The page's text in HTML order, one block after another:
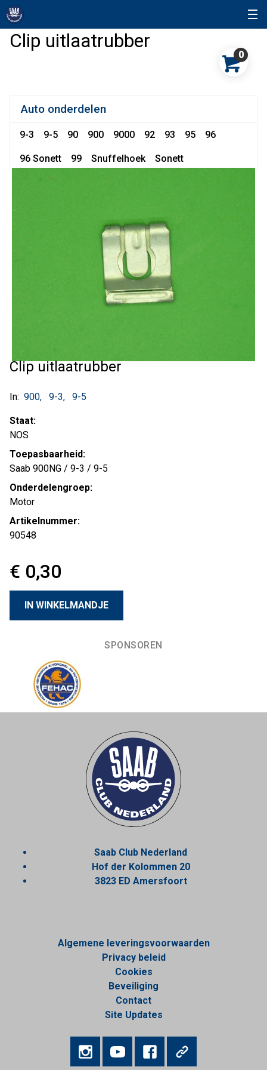
Clip uitlaatrubber
0
Auto onderdelen
9-3 9-5 90 900 9000 92 93 95 96
96 Sonett 99 Snuffelhoek Sonett
Clip uitlaatrubber
In: 900 9-3 9-5
Staat:
NOS
Toepasbaarheid:
Saab 900NG / 9-3 / 9-5
Onderdelengroep:
Motor
Artikelnummer:
90548
€ 0,30
SPONSOREN
Saab Club Nederland
Hof der Kolommen 20
3823 ED Amersfoort
Algemene leveringsvoorwaarden
Privacy beleid
Cookies
Beveiliging
Contact
Site Updates